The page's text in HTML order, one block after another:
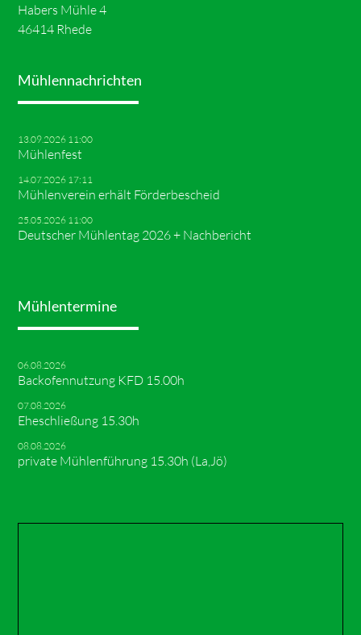
Habers Mühle 4
46414 Rhede
Mühlennachrichten
13.09.2026 11:00
Mühlenfest
14.07.2026 17:11
Mühlenverein erhält Förderbescheid
25.05.2026 11:00
Deutscher Mühlentag 2026 + Nachbericht
Mühlentermine
06.08.2026
Backofennutzung KFD 15.00h
07.08.2026
Eheschließung 15.30h
08.08.2026
private Mühlenführung 15.30h (La,Jö)